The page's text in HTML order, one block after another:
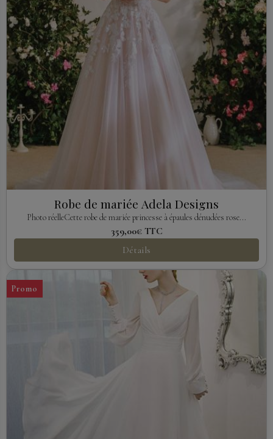
Robe de mariée Adela Designs
Photo réelleCette robe de mariée princesse à épaules dénudées rose...
359,00€ TTC
Détails
Promo